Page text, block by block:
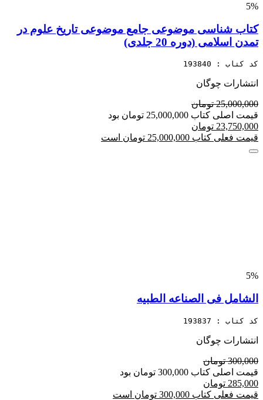
5%
کتاب شناسی موضوعی جامع موضوعی تاریخ علوم در
تمدن اسلامی (دوره 20 جلدی)
کد کتاب : 193840
انتشارات چوگان
25,000,000 تومان
قیمت اصلی کتاب 25,000,000 تومان بود
23,750,000 تومان
قیمت فعلی کتاب 25,000,000 تومان است
5%
الشامل فی الصناعه الطبیه
کد کتاب : 193837
انتشارات چوگان
300,000 تومان
قیمت اصلی کتاب 300,000 تومان بود
285,000 تومان
قیمت فعلی کتاب 300,000 تومان است